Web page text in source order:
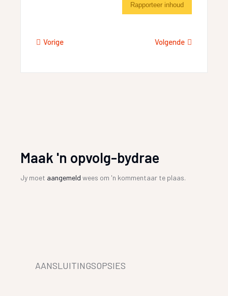
Rapporteer inhoud
Vorige Volgende
Maak 'n opvolg-bydrae
Jy moet aangemeld wees om 'n kommentaar te plaas.
AANSLUITINGSOPSIES